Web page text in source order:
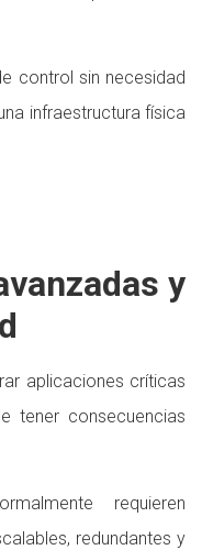
control sin necesidad
infraestructura física
y
aplicaciones críticas
tener consecuencias
requieren
redundantes y